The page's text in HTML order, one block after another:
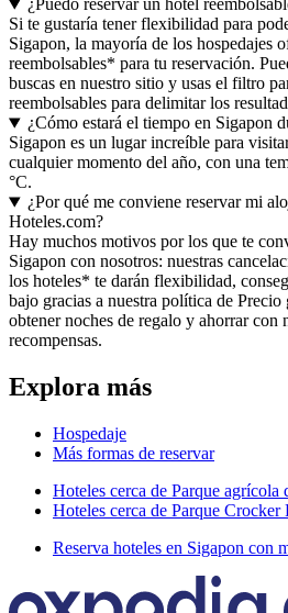
¿Puedo reservar un hotel
Si te gustaría tener flexibilidad para
Sigapon, la mayoría de los hospedajes
reembolsables* para tu reservación.
buscas en nuestro sitio y usas el filtro
reembolsables para delimitar los
¿Cómo estará el tiempo en Sigapon
Sigapon es un lugar increíble para
cualquier momento del año, con una
°C.
¿Por qué me conviene reservar mi
Hoteles.com?
Hay muchos motivos por los que te
Sigapon con nosotros: nuestras
los hoteles* te darán flexibilidad,
bajo gracias a nuestra política de
obtener noches de regalo y ahorrar con
recompensas.
Explora más
Hospedaje
Más formas de reservar
Hoteles cerca de Parque agrícola
Hoteles cerca de Parque Crocker
Reserva hoteles en Sigapon con